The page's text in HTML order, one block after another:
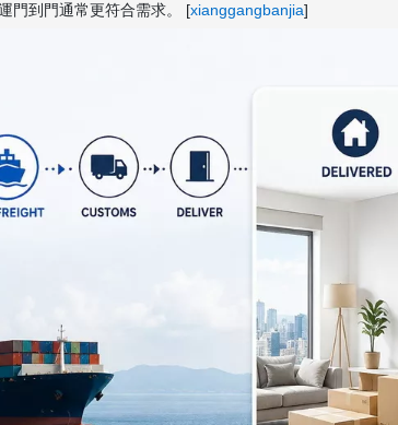
門到門通常更符合需求。 [xianggangbanjia]